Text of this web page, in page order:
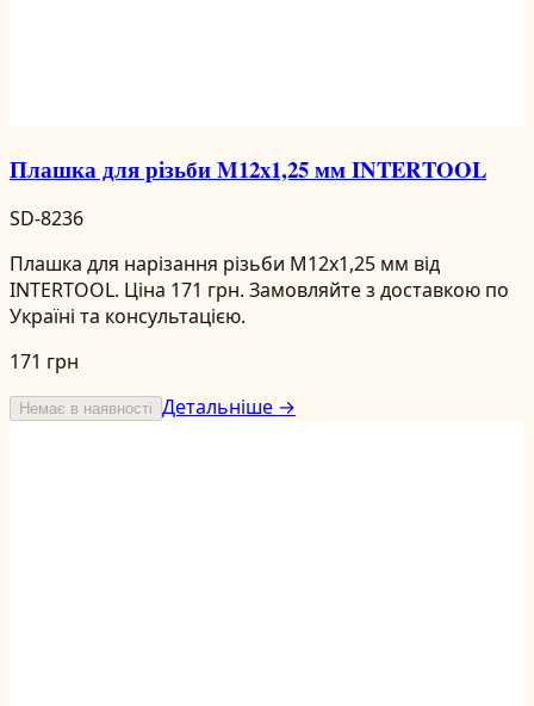
Плашка для різьби M12x1,25 мм INTERTOOL
SD-8236
Плашка для нарізання різьби M12x1,25 мм від
INTERTOOL. Ціна 171 грн. Замовляйте з доставкою по
Україні та консультацією.
171 грн
Немає в наявності Детальніше →